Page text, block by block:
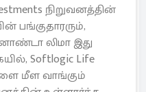
நிறுவனத்தின்
பங்குதாரரும்,
லிமா இது
Softlogic Life
மீள வாங்கும்